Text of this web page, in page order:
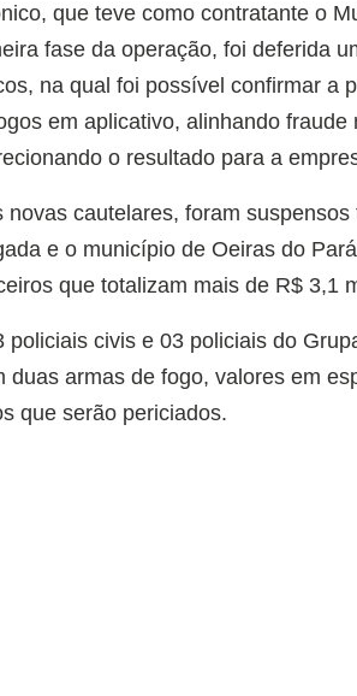
que teve como contratante o
fase da operação, foi deferida
na qual foi possível confirmar a
em aplicativo, alinhando
o resultado para a
novas cautelares, foram
e o município de Oeiras do
que totalizam mais de R$ 3,1
policiais civis e 03 policiais do
duas armas de fogo, valores em
que serão periciados.